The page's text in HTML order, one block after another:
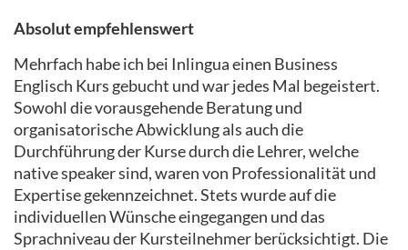
Absolut empfehlenswert
Mehrfach habe ich bei Inlingua einen Business
Englisch Kurs gebucht und war jedes Mal begeistert.
Sowohl die vorausgehende Beratung und
organisatorische Abwicklung als auch die
Durchführung der Kurse durch die Lehrer, welche
native speaker sind, waren von Professionalität und
Expertise gekennzeichnet. Stets wurde auf die
individuellen Wünsche eingegangen und das
Sprachniveau der Kursteilnehmer berücksichtigt. Die